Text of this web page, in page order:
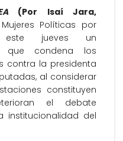
(Por Isaí Jara,
Políticas por
jueves un
que condena los
contra la presidenta
al considerar
constituyen
el debate
institucionalidad del